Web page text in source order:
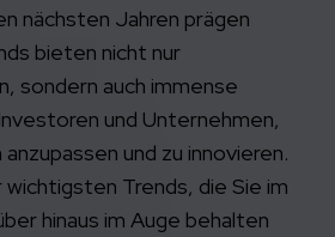
nächsten Jahren prägen
bieten nicht nur
sondern auch immense
und Unternehmen,
und zu innovieren.
wichtigsten Trends, die Sie im
hinaus im Auge behalten